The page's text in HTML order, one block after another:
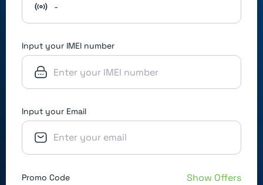
-
Input your IMEI number
Input your Email
Promo Code Show Offers